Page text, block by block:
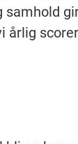
samhold
årlig